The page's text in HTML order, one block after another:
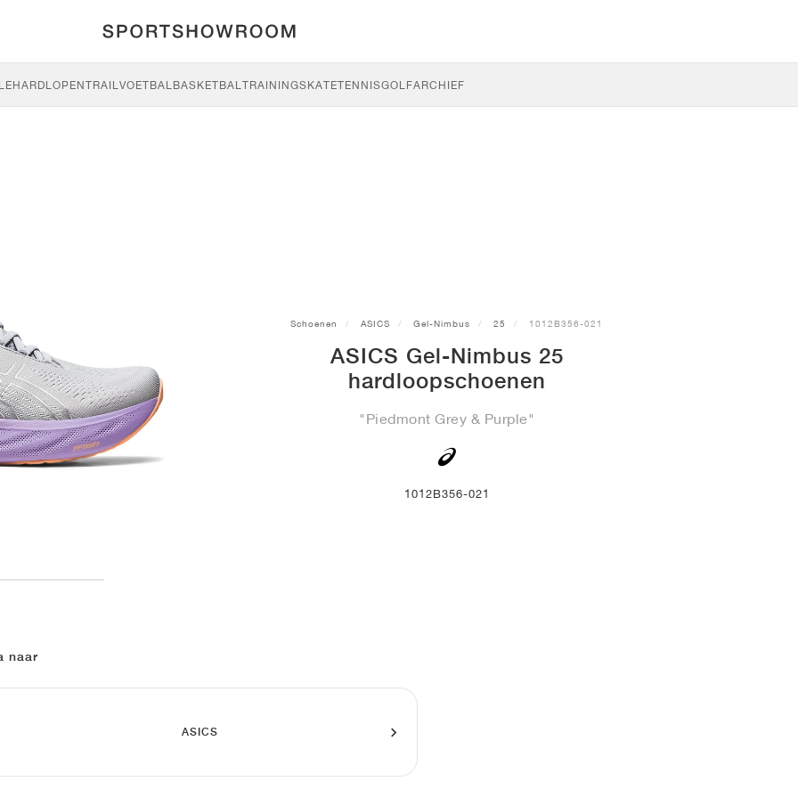
HARDLOPENTRAILVOETBALBASKETBALTRAININGSKATETENNISGOLFARCHIEF
Schoenen ASICS Gel-Nimbus 25 1012B356-021
ASICS Gel-Nimbus 25
hardloopschoenen
"Piedmont Grey & Purple"
1012B356-021
naar
ASICS